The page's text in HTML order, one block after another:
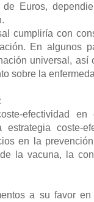
Euros,
cumpliría con
En algunos
universal, así
sobre la
efectividad
coste-
en la
la vacuna, la
a su favor